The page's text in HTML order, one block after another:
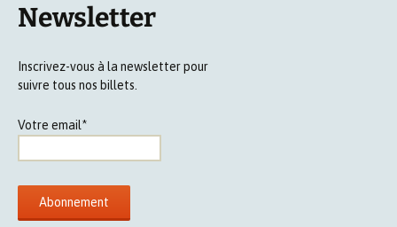
Newsletter
Inscrivez-vous à la newsletter pour
suivre tous nos billets.
Votre email*